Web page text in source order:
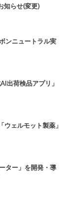
知らせ(変更)
ンニュートラル実
出荷検品アプリ」
ウェルモット製薬」
ター」を開発・導